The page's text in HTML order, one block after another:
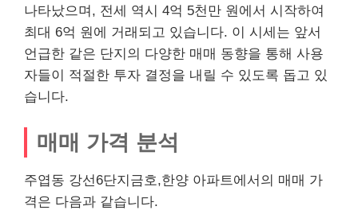
나타났으며, 전세 역시 4억 5천만 원에서 시작하여
최대 6억 원에 거래되고 있습니다. 이 시세는 앞서
언급한 같은 단지의 다양한 매매 동향을 통해 사용
자들이 적절한 투자 결정을 내릴 수 있도록 돕고 있
습니다.
매매 가격 분석
주엽동 강선6단지금호,한양 아파트에서의 매매 가
격은 다음과 같습니다.